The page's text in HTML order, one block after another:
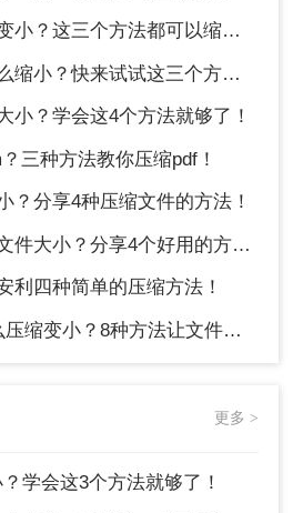
？这三个方法都可以缩小！
小？快来试试这三个方法！
小？学会这4个方法就够了！
三种方法教你压缩pdf！
？分享4种压缩文件的方法！
？分享4个好用的方法，简单又快捷！
利四种简单的压缩方法！
小？8种方法让文件轻松"瘦身"！
更多 >
学会这3个方法就够了！